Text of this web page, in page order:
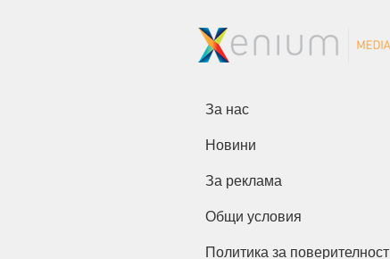
За нас
Новини
За реклама
Общи условия
Политика за поверителност